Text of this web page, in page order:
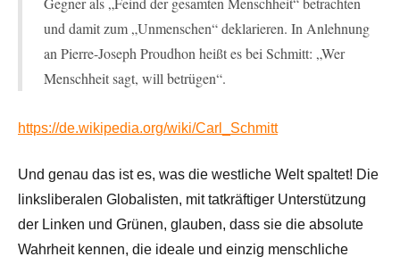
und damit zum „Unmenschen“ deklarieren. In Anlehnung
an Pierre-Joseph Proudhon heißt es bei Schmitt: „Wer
Menschheit sagt, will betrügen“.
https://de.wikipedia.org/wiki/Carl_Schmitt
Und genau das ist es, was die westliche Welt spaltet! Die
linksliberalen Globalisten, mit tatkräftiger Unterstützung
der Linken und Grünen, glauben, dass sie die absolute
Wahrheit kennen, die ideale und einzig menschliche